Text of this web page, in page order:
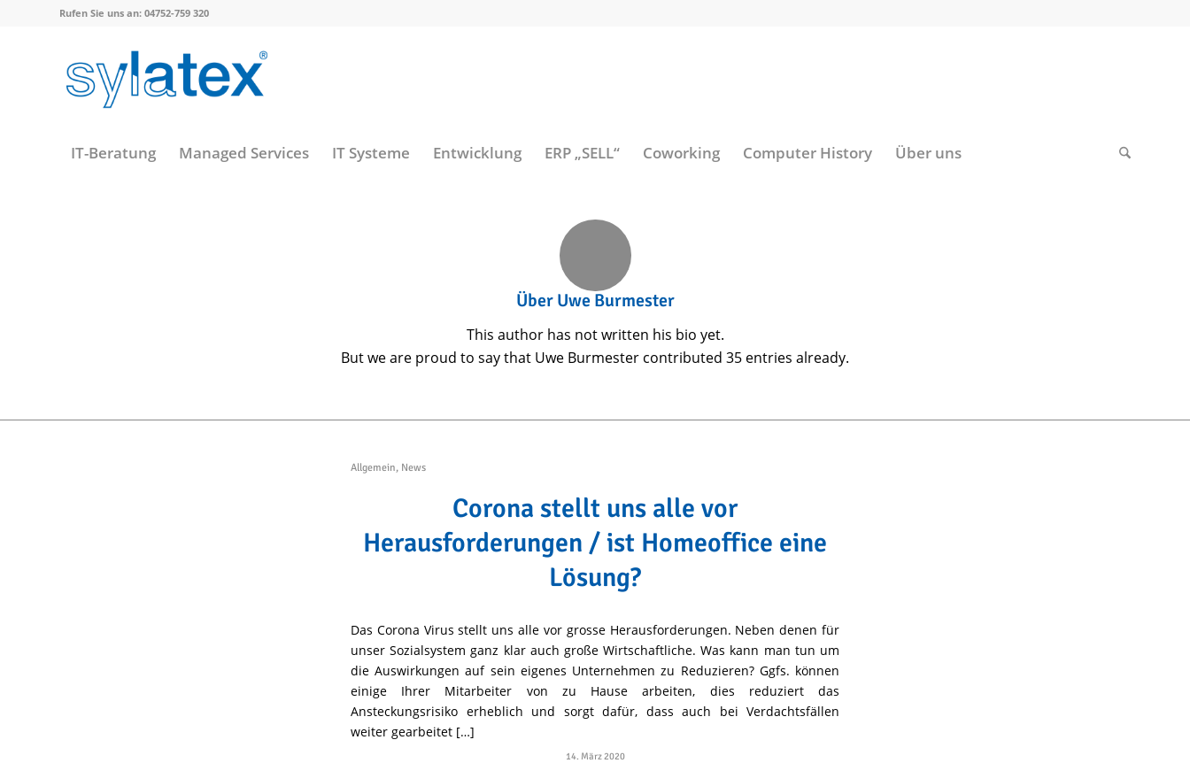
Rufen Sie uns an: 04752-759 320
IT-Beratung Managed Services IT Systeme Entwicklung ERP „SELL“ Coworking Computer History Über uns
Über Uwe Burmester
This author has not written his bio yet.
But we are proud to say that Uwe Burmester contributed 35 entries already.
Allgemein, News
Corona stellt uns alle vor
Herausforderungen / ist Homeoffice eine
Lösung?
Das Corona Virus stellt uns alle vor grosse Herausforderungen. Neben denen für
unser Sozialsystem ganz klar auch große Wirtschaftliche. Was kann man tun um
die Auswirkungen auf sein eigenes Unternehmen zu Reduzieren? Ggfs. können
einige Ihrer Mitarbeiter von zu Hause arbeiten, dies reduziert das
Ansteckungsrisiko erheblich und sorgt dafür, dass auch bei Verdachtsfällen
weiter gearbeitet […]
14. März 2020